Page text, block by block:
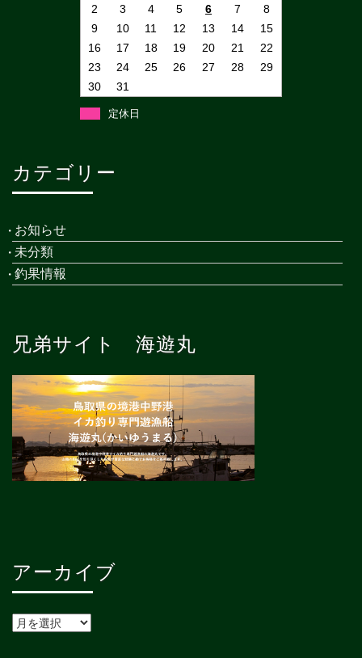
2
3 4 5 6 7
8
9
10 11 12 13 14
15
16
17 18 19 20 21
22
23
24 25 26 27 28
29
30
31
定休日
カテゴリー
お知らせ
未分類
釣果情報
兄弟サイト 海遊丸
アーカイブ